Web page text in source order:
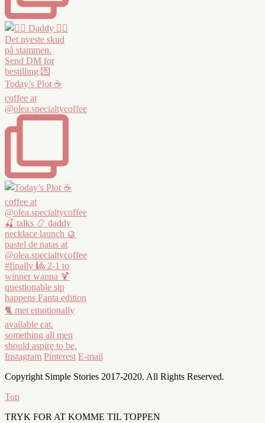
Today’s Plot ☕️
coffee at
@olea.specialtycoffee
Instagram Pinterest E-mail
Copyright Simple Stories 2017-2020. All Rights Reserved.
Top
TRYK FOR AT KOMME TIL TOPPEN